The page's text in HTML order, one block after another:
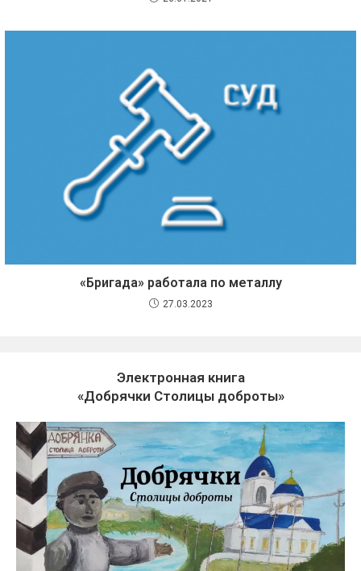
«Бригада» работала по металлу
27.03.2023
Электронная книга
«Добрячки Столицы доброты»